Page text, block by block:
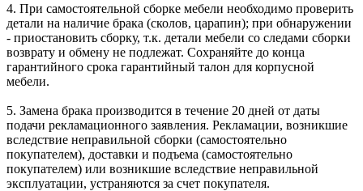
4. При самостоятельной сборке мебели необходимо проверить
детали на наличие брака (сколов, царапин); при обнаружении
- приостановить сборку, т.к. детали мебели со следами сборки
возврату и обмену не подлежат. Сохраняйте до конца
гарантийного срока гарантийный талон для корпусной
мебели.
5. Замена брака производится в течение 20 дней от даты
подачи рекламационного заявления. Рекламации, возникшие
вследствие неправильной сборки (самостоятельно
покупателем), доставки и подъема (самостоятельно
покупателем) или возникшие вследствие неправильной
эксплуатации, устраняются за счет покупателя.